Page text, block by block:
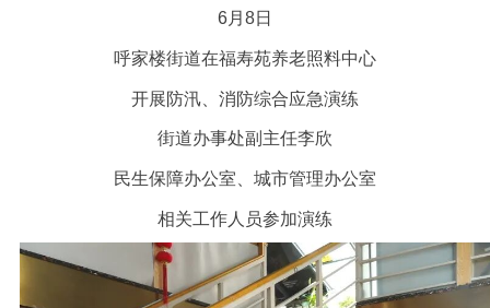
6月8日
呼家楼街道在福寿苑养老照料中心
开展防汛、消防综合应急演练
街道办事处副主任李欣
民生保障办公室、城市管理办公室
相关工作人员参加演练